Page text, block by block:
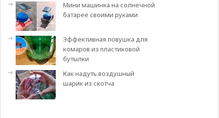
Мини машинка на солнечной
батарее своими руками
Эффективная ловушка для
комаров из пластиковой
бутылки
Как надуть воздушный
шарик из скотча